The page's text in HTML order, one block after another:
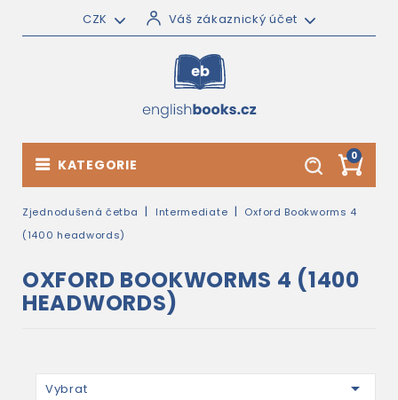
CZK Váš zákaznický účet
0
KATEGORIE
Zjednodušená četba Intermediate
Oxford Bookworms 4
(1400 headwords)
OXFORD BOOKWORMS 4 (1400
HEADWORDS)
Vybrat 